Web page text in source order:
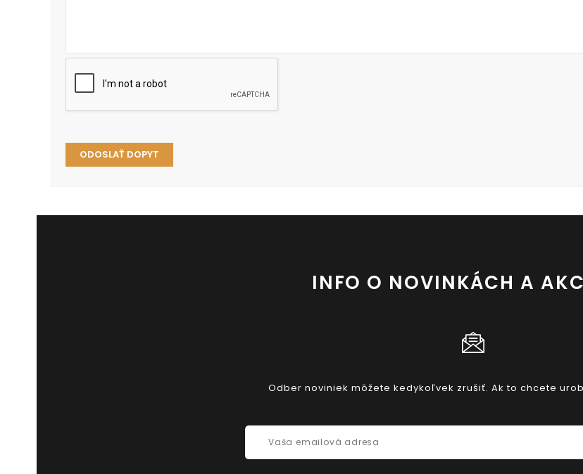
INFO O NOVINKÁCH A
Odber noviniek môžete kedykoľvek zrušiť. Ak to chcete